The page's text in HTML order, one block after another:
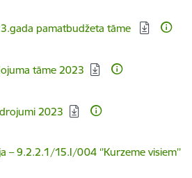
pamatbudžeta tāme
tāme 2023
2023
– 9.2.2.1/15.I/004 ‘’Kurzeme visiem’’